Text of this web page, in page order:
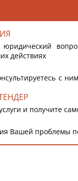
юридический
действиях
с
и получите
Вашей проблемы